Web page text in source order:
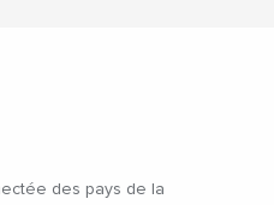
des pays de la